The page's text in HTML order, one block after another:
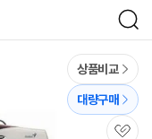
검
색
상품비교
대량구매